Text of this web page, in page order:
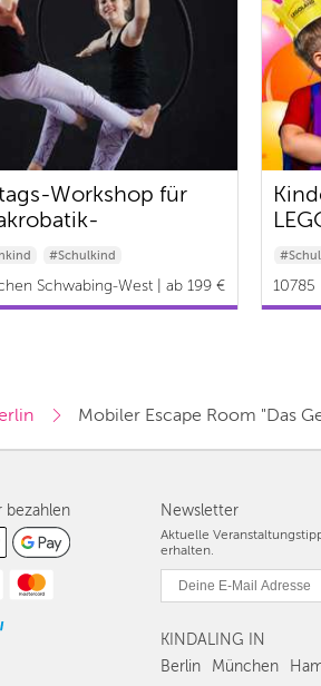
Workshop für
#Schulkind
Schwabing-West | ab 199 € 10785
Mobiler Escape Room "Das
Newsletter
Aktuelle
erhalten.
KINDALING IN
Berlin
München
bezahlen